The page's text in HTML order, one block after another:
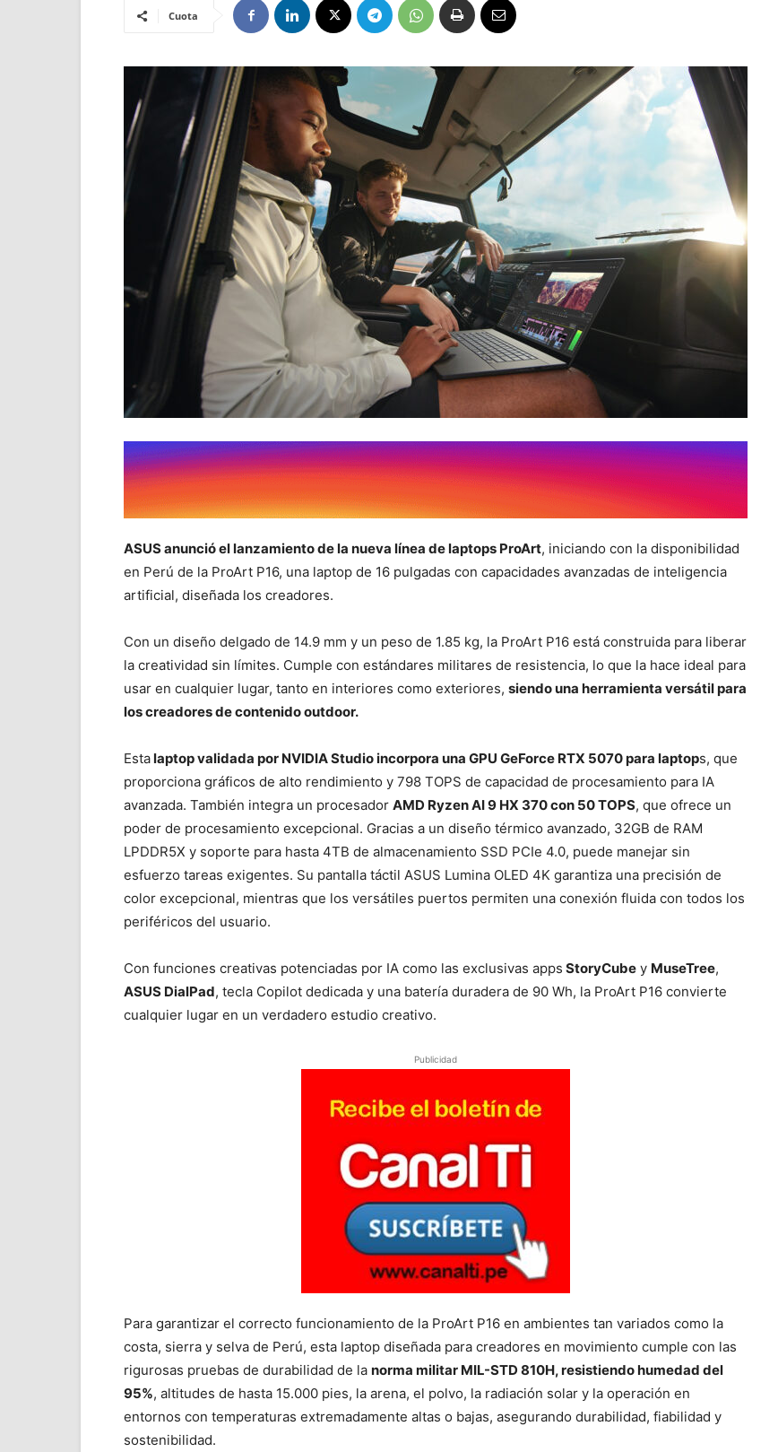
Cuota
ASUS anunció el lanzamiento de la nueva línea de laptops ProArt, iniciando con la disponibilidad
en Perú de la ProArt P16, una laptop de 16 pulgadas con capacidades avanzadas de inteligencia
artificial, diseñada los creadores.
Con un diseño delgado de 14.9 mm y un peso de 1.85 kg, la ProArt P16 está construida para liberar
la creatividad sin límites. Cumple con estándares militares de resistencia, lo que la hace ideal para
usar en cualquier lugar, tanto en interiores como exteriores, siendo una herramienta versátil para
los creadores de contenido outdoor.
Estalaptop validada por NVIDIA Studio incorpora una GPU GeForce RTX 5070 para laptops, que
proporciona gráficos de alto rendimiento y 798 TOPS de capacidad de procesamiento para IA
avanzada. También integra un procesador AMD Ryzen AI 9 HX 370 con 50 TOPS, que ofrece un
poder de procesamiento excepcional. Gracias a un diseño térmico avanzado, 32GB de RAM
LPDDR5X y soporte para hasta 4TB de almacenamiento SSD PCIe 4.0, puede manejar sin
esfuerzo tareas exigentes. Su pantalla táctil ASUS Lumina OLED 4K garantiza una precisión de
color excepcional, mientras que los versátiles puertos permiten una conexión fluida con todos los
periféricos del usuario.
Con funciones creativas potenciadas por IA como las exclusivas apps StoryCube y MuseTree,
ASUS DialPad, tecla Copilot dedicada y una batería duradera de 90 Wh, la ProArt P16 convierte
cualquier lugar en un verdadero estudio creativo.
Publicidad
Para garantizar el correcto funcionamiento de la ProArt P16 en ambientes tan variados como la
costa, sierra y selva de Perú, esta laptop diseñada para creadores en movimiento cumple con las
rigurosas pruebas de durabilidad de la norma militar MIL-STD 810H, resistiendo humedad del
95%, altitudes de hasta 15.000 pies, la arena, el polvo, la radiación solar y la operación en
entornos con temperaturas extremadamente altas o bajas, asegurando durabilidad, fiabilidad y
sostenibilidad.